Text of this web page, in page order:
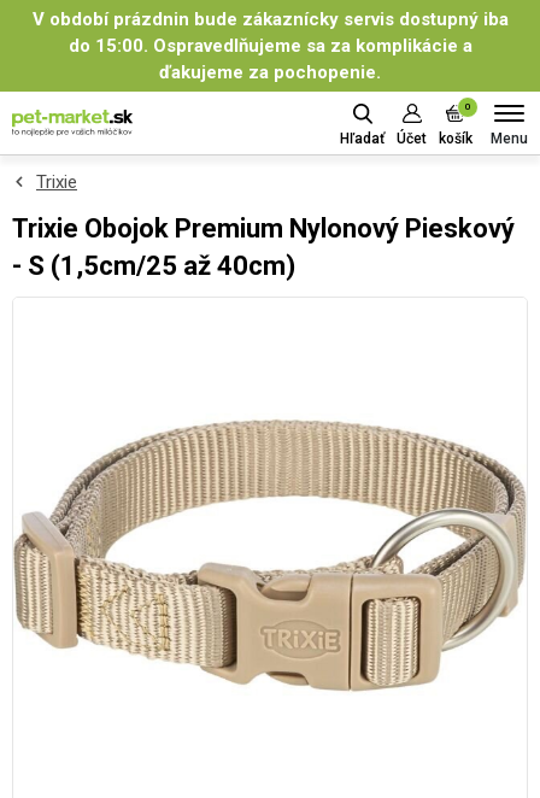
V období prázdnin bude zákaznícky servis dostupný iba
do 15:00. Ospravedlňujeme sa za komplikácie a
ďakujeme za pochopenie.
Hľadať Účet
0
košík Menu
Trixie
Trixie Obojok Premium Nylonový Pieskový
- S (1,5cm/25 až 40cm)